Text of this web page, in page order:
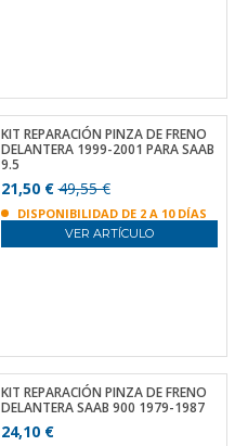
KIT REPARACIÓN PINZA DE FRENO
DELANTERA 1999-2001 PARA SAAB
9.5
21,50 €49,55 €
DISPONIBILIDAD DE 2 A 10 DÍAS
VER ARTÍCULO
KIT REPARACIÓN PINZA DE FRENO
DELANTERA SAAB 900 1979-1987
24,10 €